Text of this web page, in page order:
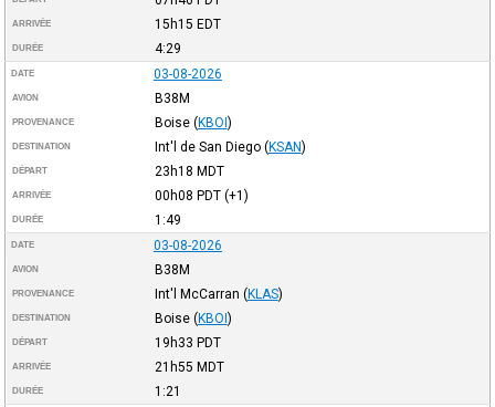
ARRIVÉE 15h15 EDT
DURÉE 4:29
DATE 03-08-2026
AVION B38M
PROVENANCE Boise (KBOI)
DESTINATION Int'l de San Diego (KSAN)
DÉPART 23h18 MDT
ARRIVÉE 00h08 PDT(+1)
DURÉE 1:49
DATE 03-08-2026
AVION B38M
PROVENANCE Int'l McCarran (KLAS)
DESTINATION Boise (KBOI)
DÉPART 19h33 PDT
ARRIVÉE 21h55 MDT
DURÉE 1:21